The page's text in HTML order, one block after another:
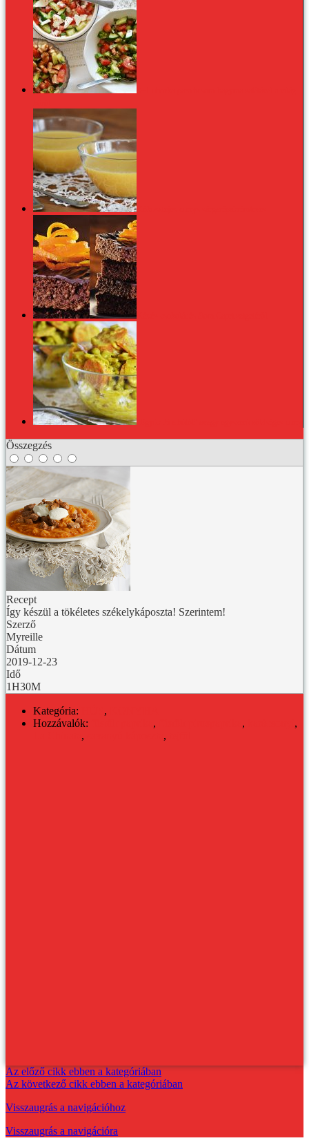
Összegzés
Recept
Így készül a tökéletes székelykáposzta! Szerintem!
Szerző
Myreille
Dátum
2019-12-23
Idő
1H30M
Kategória: ,
Hozzávalók:
, ,
,
, ,
Az előző cikk ebben a kategóriában
Az következő cikk ebben a kategóriában
Visszaugrás a navigációhoz
Visszaugrás a navigációra